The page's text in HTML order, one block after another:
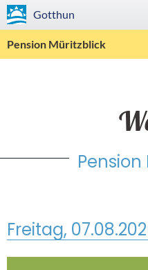
Gotthun
Pension Müritzblick
Freitag,